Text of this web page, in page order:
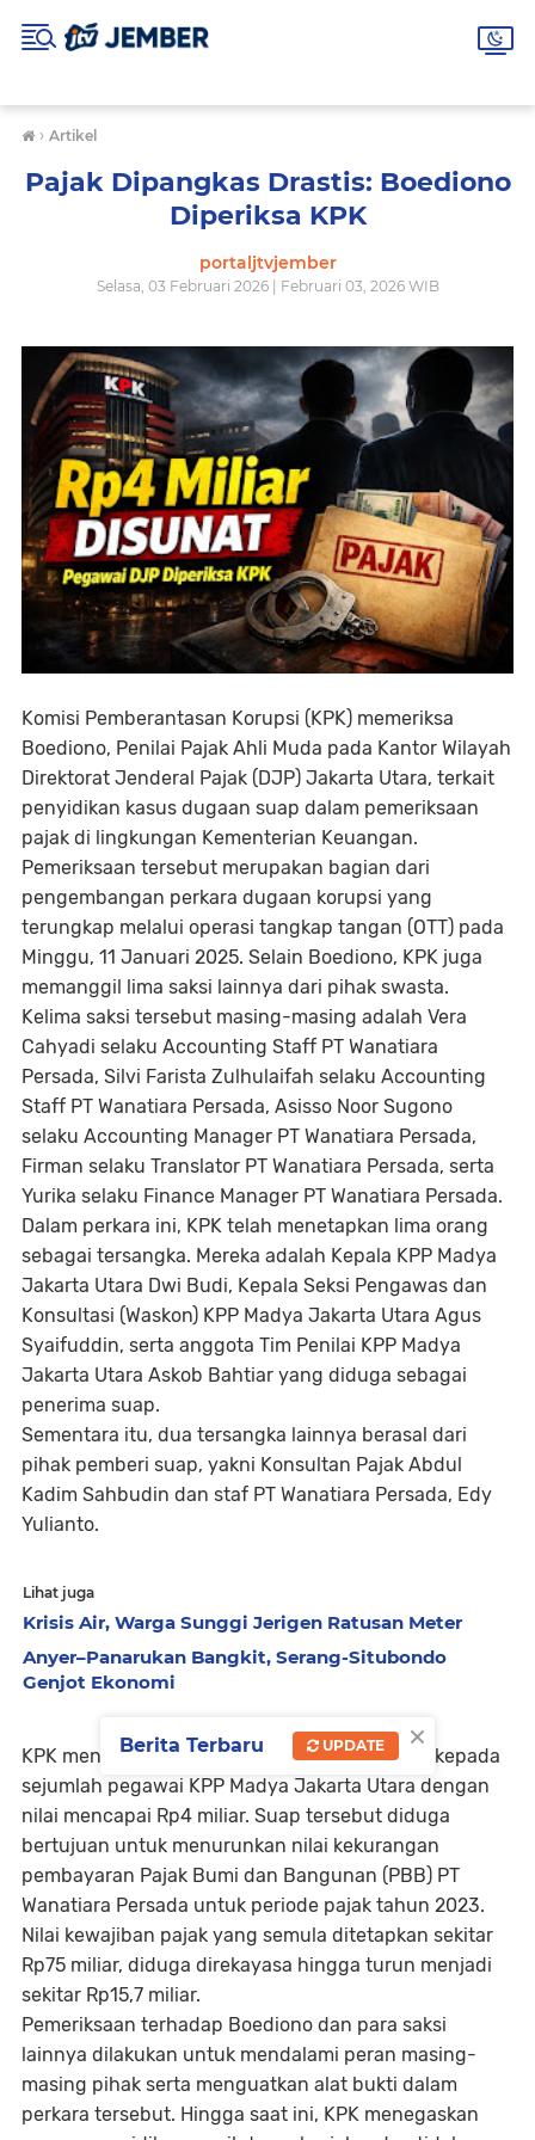
› Artikel
Pajak Dipangkas Drastis: Boediono
Diperiksa KPK
portaljtvjember
Selasa, 03 Februari 2026 | Februari 03, 2026 WIB
Komisi Pemberantasan Korupsi (KPK) memeriksa
Boediono, Penilai Pajak Ahli Muda pada Kantor Wilayah
Direktorat Jenderal Pajak (DJP) Jakarta Utara, terkait
penyidikan kasus dugaan suap dalam pemeriksaan
pajak di lingkungan Kementerian Keuangan.
Pemeriksaan tersebut merupakan bagian dari
pengembangan perkara dugaan korupsi yang
terungkap melalui operasi tangkap tangan (OTT) pada
Minggu, 11 Januari 2025. Selain Boediono, KPK juga
memanggil lima saksi lainnya dari pihak swasta.
Kelima saksi tersebut masing-masing adalah Vera
Cahyadi selaku Accounting Staff PT Wanatiara
Persada, Silvi Farista Zulhulaifah selaku Accounting
Staff PT Wanatiara Persada, Asisso Noor Sugono
selaku Accounting Manager PT Wanatiara Persada,
Firman selaku Translator PT Wanatiara Persada, serta
Yurika selaku Finance Manager PT Wanatiara Persada.
Dalam perkara ini, KPK telah menetapkan lima orang
sebagai tersangka. Mereka adalah Kepala KPP Madya
Jakarta Utara Dwi Budi, Kepala Seksi Pengawas dan
Konsultasi (Waskon) KPP Madya Jakarta Utara Agus
Syaifuddin, serta anggota Tim Penilai KPP Madya
Jakarta Utara Askob Bahtiar yang diduga sebagai
penerima suap.
Sementara itu, dua tersangka lainnya berasal dari
pihak pemberi suap, yakni Konsultan Pajak Abdul
Kadim Sahbudin dan staf PT Wanatiara Persada, Edy
Yulianto.
Lihat juga
Krisis Air, Warga Sunggi Jerigen Ratusan Meter
Anyer–Panarukan Bangkit, Serang-Situbondo
Genjot Ekonomi
KPK menduga Edy Yulianto memberikan suap kepada
sejumlah pegawai KPP Madya Jakarta Utara dengan
nilai mencapai Rp4 miliar. Suap tersebut diduga
bertujuan untuk menurunkan nilai kekurangan
pembayaran Pajak Bumi dan Bangunan (PBB) PT
Wanatiara Persada untuk periode pajak tahun 2023.
Nilai kewajiban pajak yang semula ditetapkan sekitar
Rp75 miliar, diduga direkayasa hingga turun menjadi
sekitar Rp15,7 miliar.
Pemeriksaan terhadap Boediono dan para saksi
lainnya dilakukan untuk mendalami peran masing-
masing pihak serta menguatkan alat bukti dalam
perkara tersebut. Hingga saat ini, KPK menegaskan
×
Berita Terbaru UPDATE